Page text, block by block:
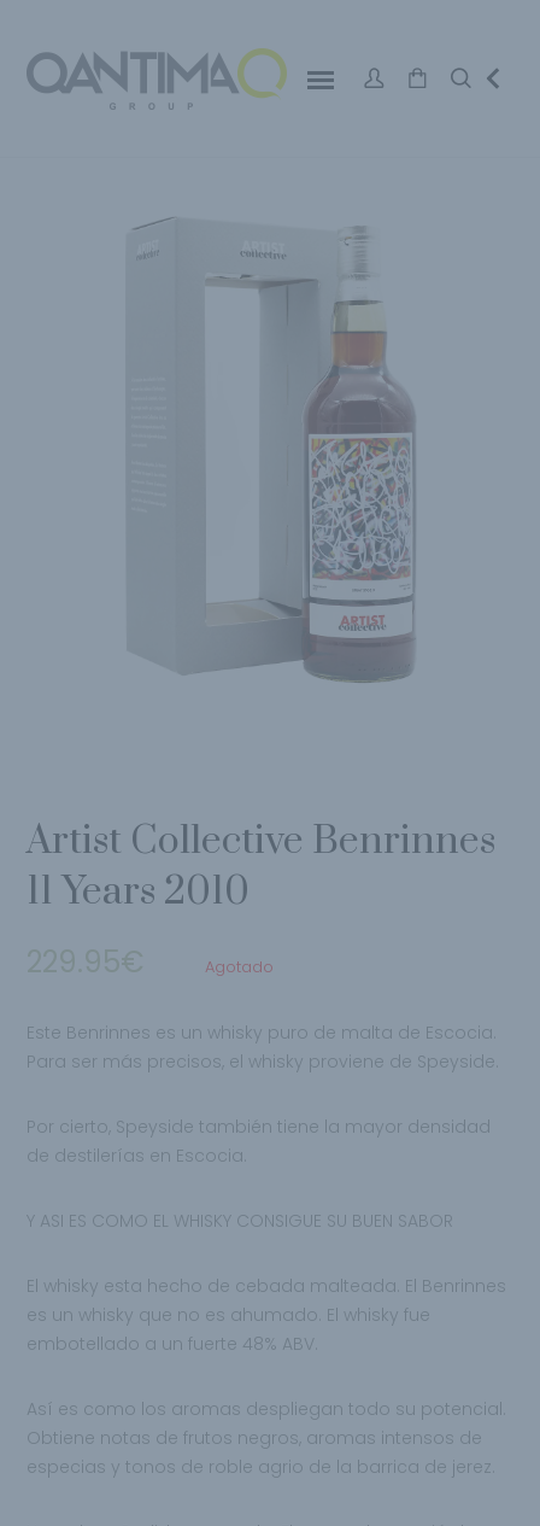
Artist Collective Benrinnes
11 Years 2010
229.95€ Agotado
Este Benrinnes es un whisky puro de malta de Escocia.
Para ser más precisos, el whisky proviene de Speyside.
Por cierto, Speyside también tiene la mayor densidad
de destilerías en Escocia.
Y ASI ES COMO EL WHISKY CONSIGUE SU BUEN SABOR
El whisky esta hecho de cebada malteada. El Benrinnes
es un whisky que no es ahumado. El whisky fue
embotellado a un fuerte 48% ABV.
Así es como los aromas despliegan todo su potencial.
Obtiene notas de frutos negros, aromas intensos de
especias y tonos de roble agrio de la barrica de jerez.